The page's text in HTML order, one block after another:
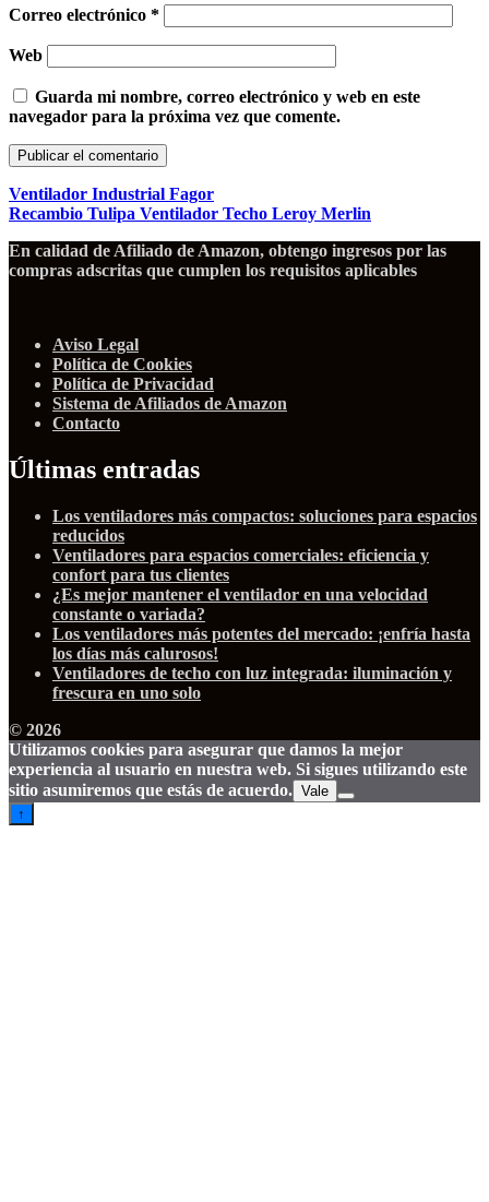
Correo electrónico *
Web
Guarda mi nombre, correo electrónico y web en este
navegador para la próxima vez que comente.
Ventilador Industrial Fagor
Recambio Tulipa Ventilador Techo Leroy Merlin
En calidad de Afiliado de Amazon, obtengo ingresos por las
compras adscritas que cumplen los requisitos aplicables
Aviso Legal
Política de Cookies
Política de Privacidad
Sistema de Afiliados de Amazon
Contacto
Últimas entradas
Los ventiladores más compactos: soluciones para espacios
reducidos
Ventiladores para espacios comerciales: eficiencia y
confort para tus clientes
¿Es mejor mantener el ventilador en una velocidad
constante o variada?
Los ventiladores más potentes del mercado: ¡enfría hasta
los días más calurosos!
Ventiladores de techo con luz integrada: iluminación y
frescura en uno solo
© 2026
Utilizamos cookies para asegurar que damos la mejor
experiencia al usuario en nuestra web. Si sigues utilizando este
sitio asumiremos que estás de acuerdo. Vale
↑